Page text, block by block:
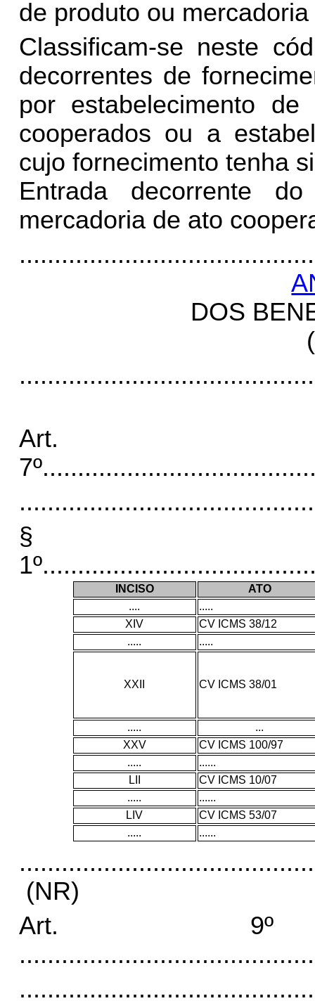
de produto ou
Classificam-se neste
decorrentes de
por estabelecimento
cooperados ou a
cujo fornecimento tenha
Entrada decorrente
mercadoria de ato
DOS
Art.
7º
§
1º
INCISO
ATO
....
.....
XIV
CV ICMS 38/12
.....
.....
XXII CV ICMS 38/01
.....
...
XXV
CV ICMS 100/97
.....
......
LII
CV ICMS 10/07
.....
......
LIV
CV ICMS 53/07
.....
......
(NR)
Art.